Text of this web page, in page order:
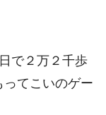
で２万２千歩
てこいのゲー